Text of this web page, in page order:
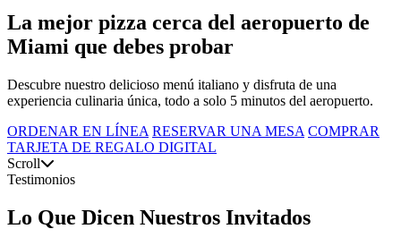
La mejor pizza cerca del aeropuerto de
Miami que debes probar
Descubre nuestro delicioso menú italiano y disfruta de una
experiencia culinaria única, todo a solo 5 minutos del aeropuerto.
ORDENAR EN LÍNEA RESERVAR UNA MESA COMPRAR
TARJETA DE REGALO DIGITAL
Scroll
Testimonios
Lo Que Dicen Nuestros Invitados